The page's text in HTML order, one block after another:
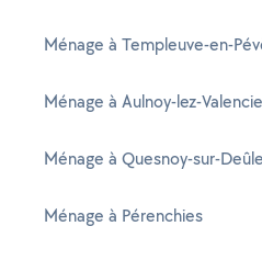
Ménage à Templeuve-en-
Ménage à Aulnoy-lez-
Ménage à Quesnoy-sur-Deûle
Ménage à Pérenchies